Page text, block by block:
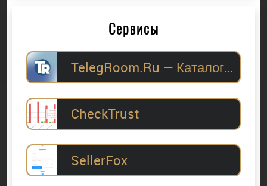
Сервисы
TelegRoom.Ru — Каталог Telegram-каналов для
CheckTrust
SellerFox